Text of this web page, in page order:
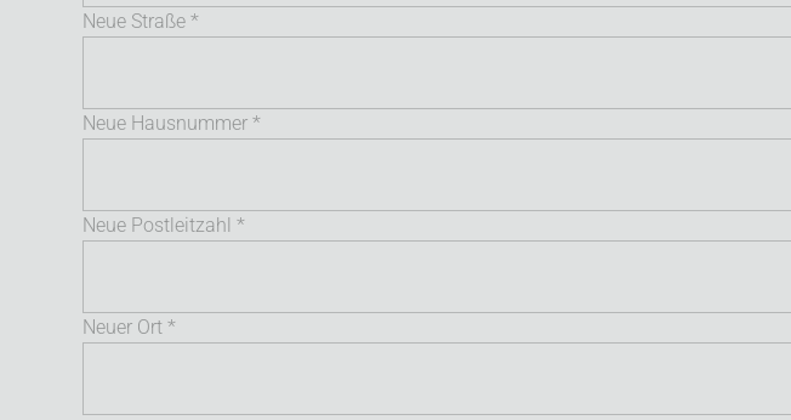
Neue Straße *
Neue Hausnummer *
Neue Postleitzahl *
Neuer Ort *